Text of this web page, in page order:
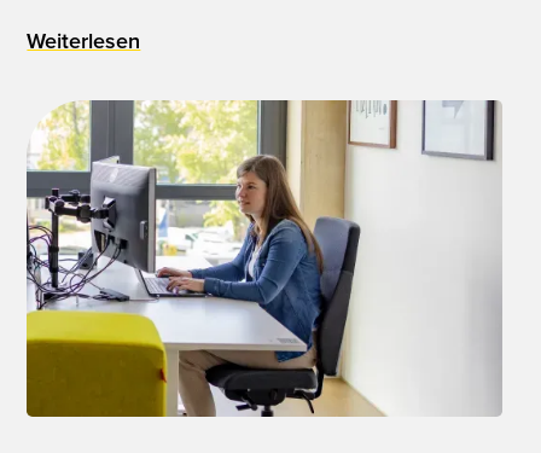
Weiterlesen